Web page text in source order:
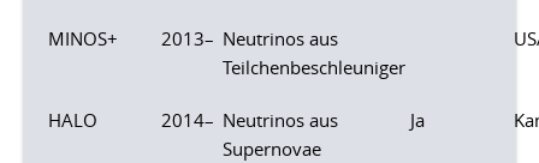
MINOS+ 2013– Neutrinos aus
Teilchenbeschleuniger
HALO 2014– Neutrinos aus
Supernovae
Ja